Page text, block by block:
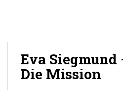
Eva Siegmund
Die Mission